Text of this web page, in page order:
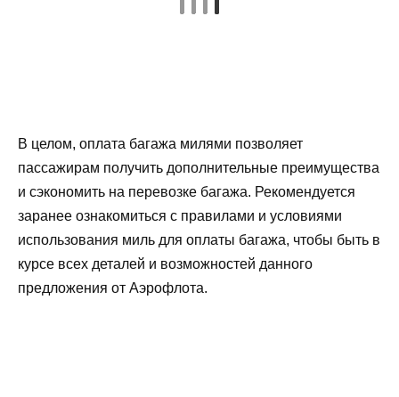
В целом, оплата багажа милями позволяет
пассажирам получить дополнительные преимущества
и сэкономить на перевозке багажа. Рекомендуется
заранее ознакомиться с правилами и условиями
использования миль для оплаты багажа, чтобы быть в
курсе всех деталей и возможностей данного
предложения от Аэрофлота.